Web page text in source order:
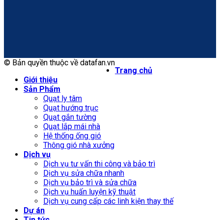
© Bản quyền thuộc về datafan.vn
Trang chủ
Giới thiệu
Sản Phẩm
Quạt ly tâm
Quạt hướng trục
Quạt gắn tường
Quạt lắp mái nhà
Hệ thống ống gió
Thông gió nhà xưởng
Dịch vụ
Dịch vụ tư vấn thi công và bảo trì
Dịch vụ sửa chữa nhanh
Dịch vụ bảo trì và sửa chữa
Dịch vụ huấn luyện kỹ thuật
Dịch vụ cung cấp các linh kiện thay thế
Dự án